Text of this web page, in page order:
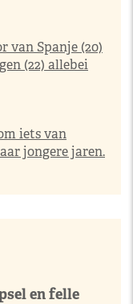
van Spanje (20)
(22) allebei
iets van
jongere jaren.
en felle